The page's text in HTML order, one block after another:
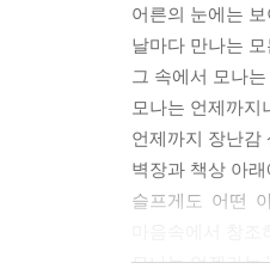
어른의 눈에는
날마다 만나는
그 속에서 모나
모나는 언제까지
언제까지 장난감
벽장과 책상 아
슬프게도 어떤
모나는 언젠가는